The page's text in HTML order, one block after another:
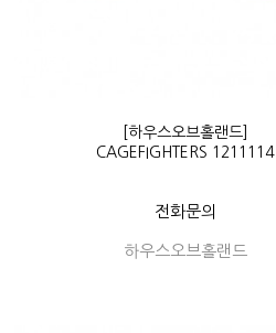
[하우스오브홀랜드]
CAGEFIGHTERS 1211114
전화문의
하우스오브홀랜드